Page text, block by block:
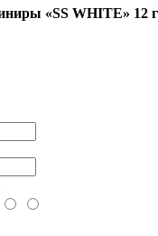
«SS WHITE» 12